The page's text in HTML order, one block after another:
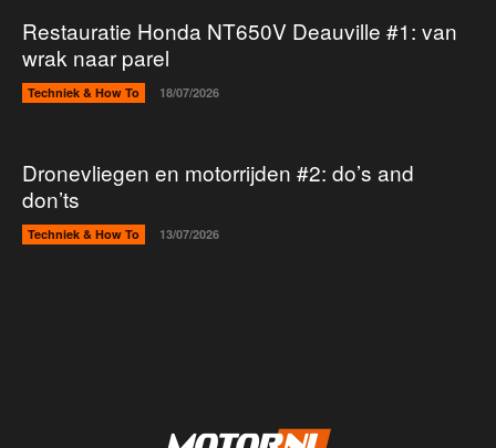
Restauratie Honda NT650V Deauville #1: van
wrak naar parel
Techniek & How To 18/07/2026
Dronevliegen en motorrijden #2: do’s and
don’ts
Techniek & How To 13/07/2026